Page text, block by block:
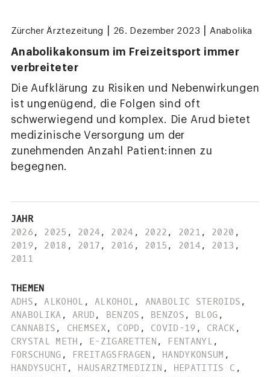
Zürcher Ärztezeitung 26. Dezember 2023 Anabolika
Anabolikakonsum im Freizeitsport immer
verbreiteter
Die Aufklärung zu Risiken und Nebenwirkungen
ist ungenügend, die Folgen sind oft
schwerwiegend und komplex. Die Arud bietet
medizinische Versorgung um der
zunehmenden Anzahl Patient:innen zu
begegnen.
JAHR
2026 , 2025 , 2024, 2024 , 2022 , 2021 , 2020 ,
2019, 2018 , 2017 , 2016 , 2015 , 2014, 2013 ,
2011
THEMEN
ADHS , ALKOHOL , ALKOHOL , ANABOLIC STEROIDS ,
ANABOLIKA , ARUD , BENZOS , BENZOS , BLOG ,
CANNABIS , CHEMSEX , COPD , COVID-19 , CRACK ,
CRYSTAL METH , E-ZIGARETTEN , FENTANYL ,
FORSCHUNG , FREITAGSFRAGEN , HANDYKONSUM ,
HANDYSUCHT, HAUSARZTMEDIZIN , HEPATITIS C ,